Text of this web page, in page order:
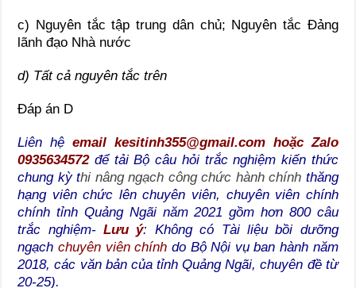
c) Nguyên tắc tập trung dân chủ; Nguyên tắc Đảng
lãnh đạo Nhà nước
d) Tất cả nguyên tắc trên
Đáp án D
Liên hệemail kesitinh355@gmail.com hoặc Zalo
0935634572để tải Bộ câu hỏi trắc nghiệm kiến thức
chung kỳ thi nâng ngạch công chức hành chính thăng
hạng viên chức lên chuyên viên, chuyên viên chính
chính tỉnh Quảng Ngãi năm 2021 gồm hơn 800 câu
trắc nghiệm-Lưu ý: Không có Tài liệu bồi dưỡng
ngạch chuyên viên chính do Bộ Nội vụ ban hành năm
2018, các văn bản của tỉnh Quảng Ngãi, chuyên đề từ
20-25).